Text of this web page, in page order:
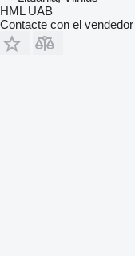
HML UAB
Contacte con el vendedor